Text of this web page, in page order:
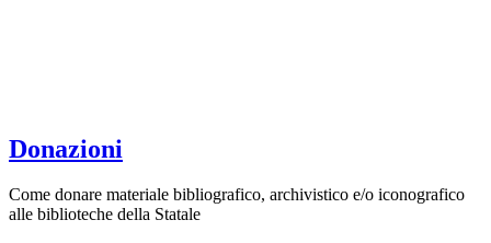
Donazioni
Come donare materiale bibliografico, archivistico e/o iconografico
alle biblioteche della Statale